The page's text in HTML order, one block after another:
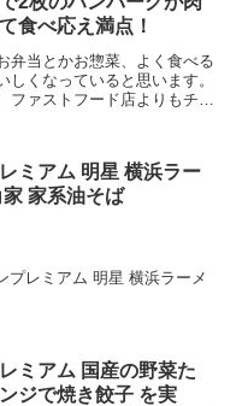
食べ応え満点！
弁当とかお惣菜、よく食べる
くなっていると思います。
ァストフード店よりもチョ
ミアム 明星 横浜ラー
家 家系油そば
プレミアム 明星 横浜ラーメ
ミアム 国産の野菜た
ジで焼き餃子 を実